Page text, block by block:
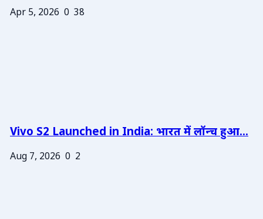
Apr 5, 2026 0 38
Vivo S2 Launched in India: भारत में लॉन्च हुआ...
Aug 7, 2026 0 2